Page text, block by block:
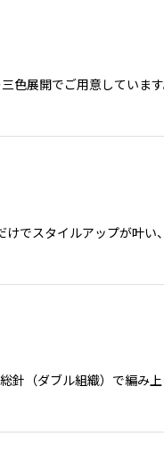
色展開でご用意していま
でスタイルアップが叶い
針（ダブル組織）で編み